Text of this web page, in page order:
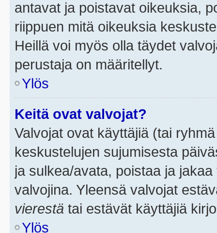
antavat ja poistavat oikeuksia,
riippuen mitä oikeuksia
Heillä voi myös olla täydet
perustaja on määritellyt.
Ylös
Keitä ovat valvojat?
Valvojat ovat käyttäjiä (tai
keskustelujen sujumisesta
ja sulkea/avata, poistaa ja
valvojina. Yleensä valvojat
vierestä tai estävät käyttäjiä
Ylös